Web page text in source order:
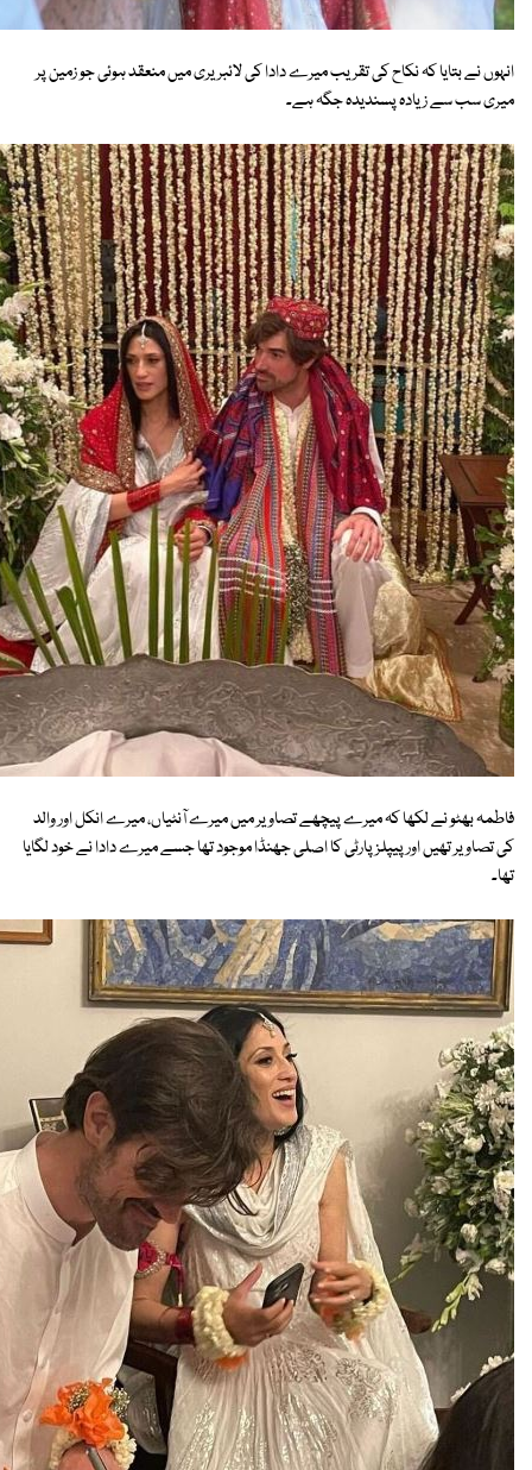
انہوں نے بتایا کہ نکاح کی تقریب میرے دادا کی لائبریری میں منعقد ہوئی جو زمین پر
میری سب سے زیادہ پسندیدہ جگہ ہے۔
فاطمہ بھٹو نے لکھا کہ میرے پیچھے تصاویر میں میرے آنٹیاں، میرے انکل اور والد
کی تصاویر تھیں اور پیپلز پارٹی کا اصلی جھنڈا موجود تھا جسے میرے دادا نے خود لگایا
تھا۔